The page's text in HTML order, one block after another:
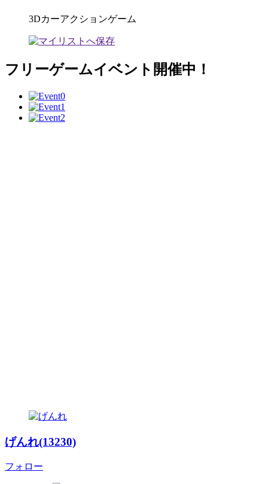
3Dカーアクションゲーム
フリーゲームイベント開催中！
げんれ(13230)
フォロー